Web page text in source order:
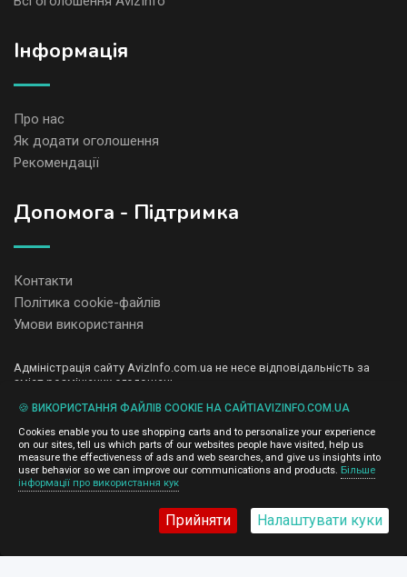
Iнформація
Про нас
Як додати оголошення
Рекомендації
Допомога - Підтримка
Контакти
Політика cookie-файлів
Умови використання
Адміністрація сайту AvizInfo.com.ua не несе відповідальність за
зміст розміщених оголошень.
і не продаємо особисту інформацію зареєстрованих користувачів
AvizInfo.com.ua третім особам. Ми не відповідаємо за правила
конфіденційності сайтів на які посилається AvizInfo.com.ua. На
деяких сторінках нашого сайту представлена реклама Google
Adsense Advertising Network. Щоб дізнатися детальніше про
правила конфіденційності Google
🍪 ВИКОРИСТАННЯ ФАЙЛІВ COOKIE НА САЙТІAVIZINFO.COM.UA
Cookies enable you to use shopping carts and to personalize your experience
on our sites, tell us which parts of our websites people have visited, help us
measure the effectiveness of ads and web searches, and give us insights into
user behavior so we can improve our communications and products. Більше
інформації про використання кук
Прийняти Налаштувати куки